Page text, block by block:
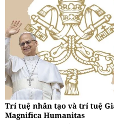
Trí tuệ nhân tạo và trí tuệ
Magnifica Humanitas